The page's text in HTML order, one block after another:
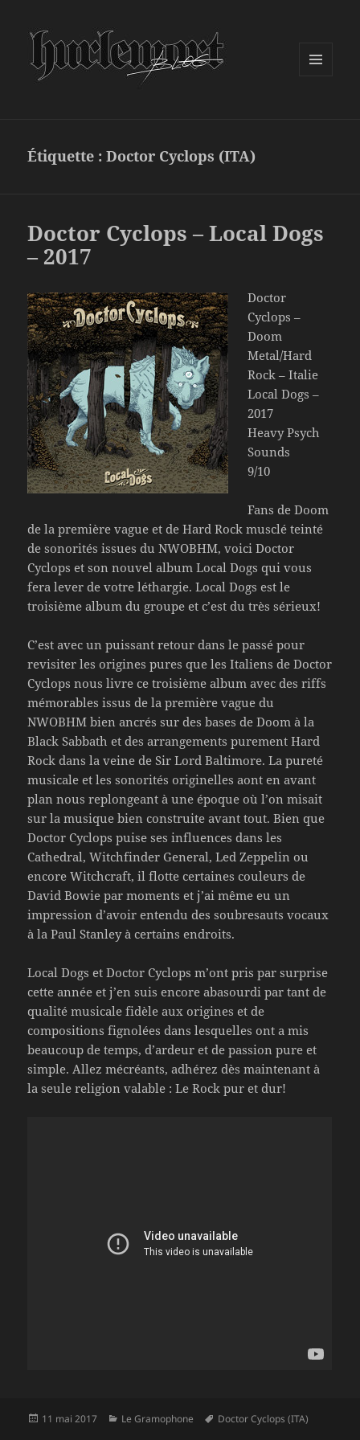
Étiquette :Doctor Cyclops (ITA)
Doctor Cyclops – Local Dogs
– 2017
Doctor
Cyclops –
Doom
Metal/Hard
Rock – Italie
Local Dogs –
2017
Heavy Psych
Sounds
9/10
Fans de Doom
de la première vague et de Hard Rock musclé teinté
de sonorités issues du NWOBHM, voici Doctor
Cyclops et son nouvel album Local Dogs qui vous
fera lever de votre léthargie. Local Dogs est le
troisième album du groupe et c’est du très sérieux!
C’est avec un puissant retour dans le passé pour
revisiter les origines pures que les Italiens de Doctor
Cyclops nous livre ce troisième album avec des riffs
mémorables issus de la première vague du
NWOBHM bien ancrés sur des bases de Doom à la
Black Sabbath et des arrangements purement Hard
Rock dans la veine de Sir Lord Baltimore. La pureté
musicale et les sonorités originelles aont en avant
plan nous replongeant à une époque où l’on misait
sur la musique bien construite avant tout. Bien que
Doctor Cyclops puise ses influences dans les
Cathedral, Witchfinder General, Led Zeppelin ou
encore Witchcraft, il flotte certaines couleurs de
David Bowie par moments et j’ai même eu un
impression d’avoir entendu des soubresauts vocaux
à la Paul Stanley à certains endroits.
Local Dogs et Doctor Cyclops m’ont pris par surprise
cette année et j’en suis encore abasourdi par tant de
qualité musicale fidèle aux origines et de
compositions fignolées dans lesquelles ont a mis
beaucoup de temps, d’ardeur et de passion pure et
simple. Allez mécréants, adhérez dès maintenant à
la seule religion valable : Le Rock pur et dur!
Publié
11 mai 2017 Catégories
Le Gramophone
Mots-
Doctor Cyclops (ITA)